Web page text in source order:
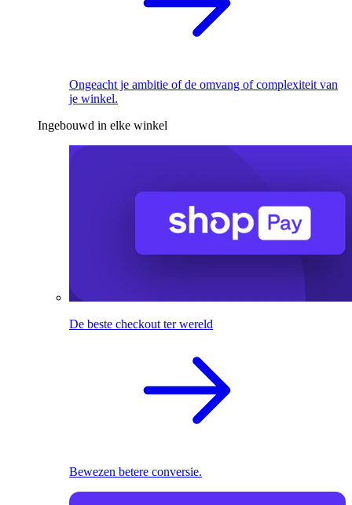
Ongeacht je ambitie of de omvang of complexiteit van
je winkel.
Ingebouwd in elke winkel
De beste checkout ter wereld
Bewezen betere conversie.